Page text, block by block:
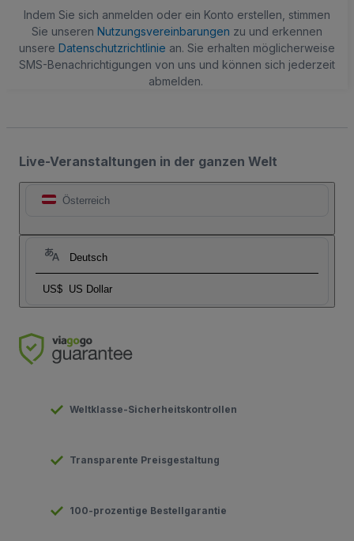
Indem Sie sich anmelden oder ein Konto erstellen, stimmen
Sie unseren Nutzungsvereinbarungen zu und erkennen
unsere Datenschutzrichtlinie an. Sie erhalten möglicherweise
SMS-Benachrichtigungen von uns und können sich jederzeit
abmelden.
Live-Veranstaltungen in der ganzen Welt
Österreich
Deutsch
US$ US Dollar
Weltklasse-Sicherheitskontrollen
Transparente Preisgestaltung
100-prozentige Bestellgarantie